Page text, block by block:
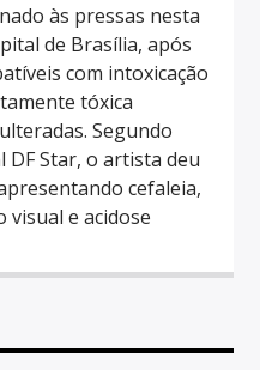
às pressas nesta
de Brasília, após
com intoxicação
tóxica
Segundo
Star, o artista deu
cefaleia,
visual e acidose